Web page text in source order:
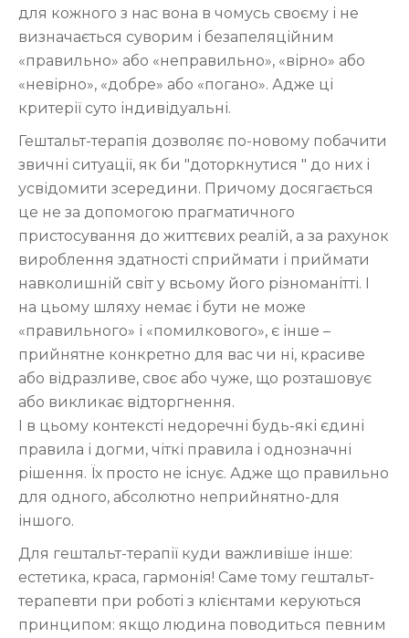
для кожного з нас вона в чомусь своєму і не
визначається суворим і безапеляційним
«правильно» або «неправильно», «вірно» або
«невірно», «добре» або «погано». Адже ці
критерії суто індивідуальні.
Гештальт-терапія дозволяє по-новому побачити
звичні ситуації, як би "доторкнутися " до них і
усвідомити зсередини. Причому досягається
це не за допомогою прагматичного
пристосування до життєвих реалій, а за рахунок
вироблення здатності сприймати і приймати
навколишній світ у всьому його різноманітті. І
на цьому шляху немає і бути не може
«правильного» і «помилкового», є інше –
прийнятне конкретно для вас чи ні, красиве
або відразливе, своє або чуже, що розташовує
або викликає відторгнення.
І в цьому контексті недоречні будь-які єдині
правила і догми, чіткі правила і однозначні
рішення. Їх просто не існує. Адже що правильно
для одного, абсолютно неприйнятно-для
іншого.
Для гештальт-терапії куди важливіше інше:
естетика, краса, гармонія! Саме тому гештальт-
терапевти при роботі з клієнтами керуються
принципом: якщо людина поводиться певним